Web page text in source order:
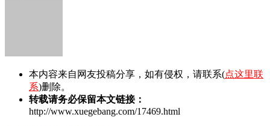
本内容来自网友投稿分享，如有侵权，请联系(点这里联
系)删除。
转载请务必保留本文链接：
http://www.xuegebang.com/17469.html